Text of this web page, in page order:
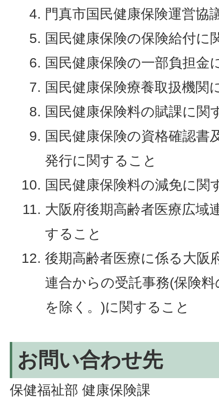
門真市国民健康保険運営協
国民健康保険の保険給付に
国民健康保険の一部負担金
国民健康保険療養取扱機関
国民健康保険料の賦課に関
国民健康保険の資格確認書
発行に関すること
国民健康保険料の減免に関
大阪府後期高齢者医療広域
すること
後期高齢者医療に係る大阪
連合からの受託事務(保険
を除く。)に関すること
お問い合わせ先
保健福祉部 健康保険課